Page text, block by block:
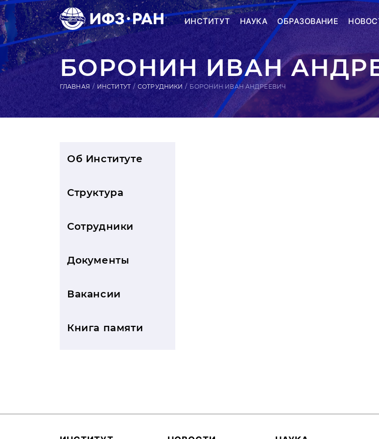
ИНСТИТУТ НАУКА ОБРАЗОВАНИЕ
БОРОНИН ИВАН
ГЛАВНАЯ ИНСТИТУТ СОТРУДНИКИ БОРОНИН ИВАН АНДРЕЕВИЧ
Об Институте
Структура
Сотрудники
Документы
Вакансии
Книга памяти